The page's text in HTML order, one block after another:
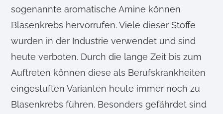
sogenannte aromatische Amine können
Blasenkrebs hervorrufen. Viele dieser Stoffe
wurden in der Industrie verwendet und sind
heute verboten. Durch die lange Zeit bis zum
Auftreten können diese als Berufskrankheiten
eingestuften Varianten heute immer noch zu
Blasenkrebs führen. Besonders gefährdet sind